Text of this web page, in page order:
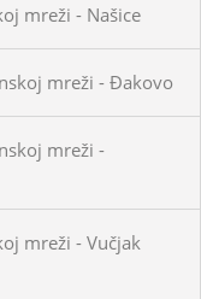
mreži - Našice
mreži - Đakovo
mreži -
mreži - Vučjak